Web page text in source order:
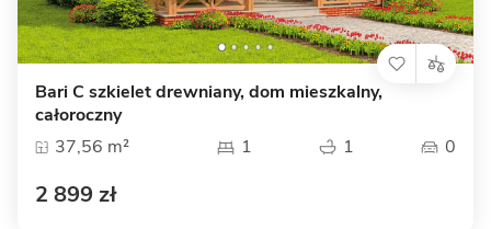
Bari C szkielet drewniany, dom mieszkalny,
całoroczny
37,56 m²
1 1 0
2 899 zł